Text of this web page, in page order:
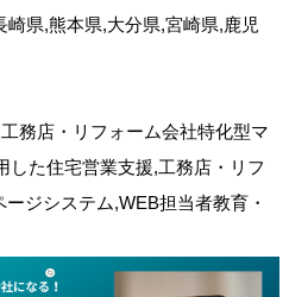
県,熊本県,大分県,宮崎県,鹿児
務店・リフォーム会社特化型マ
した住宅営業支援,工務店・リフ
ジシステム,WEB担当者教育・